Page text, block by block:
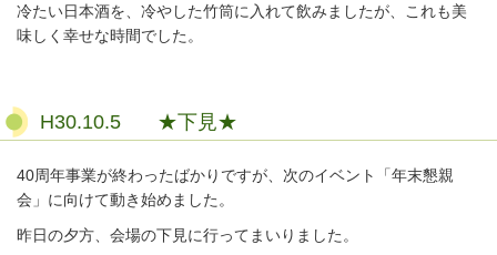
冷たい日本酒を、冷やした竹筒に入れて飲みましたが、これも美
味しく幸せな時間でした。
H30.10.5 ★下見★
40周年事業が終わったばかりですが、次のイベント「年末懇親
会」に向けて動き始めました。
昨日の夕方、会場の下見に行ってまいりました。